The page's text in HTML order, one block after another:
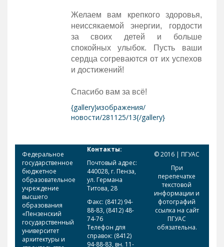
Желаем вам крепкого здоровья,
неиссякаемой энергии, гордости
за своих детей и больше
спокойных улыбок. Пусть ваши
сердца согреваются от их успехов
и достижений!
Спасибо вам за всё!
{gallery}изображения/
новости/281125/13{/gallery}
Федеральное
государственное
бюджетное
образовательное
учреждение
высшего
образования
«Пензенский
государственный
университет
архитектуры и
Контакты:
Почтовый адрес:
440028, г. Пенза,
ул. Германа
Титова, 28
Факс: (8412) 94-
88-83, (8412) 48-
74-76
Телефон для
справок: (8412)
94-88-83, вн. 11-
© 2016 | ПГУАС
При
перепечатке
текстовой
информации и
фотографий
ссылка на сайт
ПГУАС
обязательна.